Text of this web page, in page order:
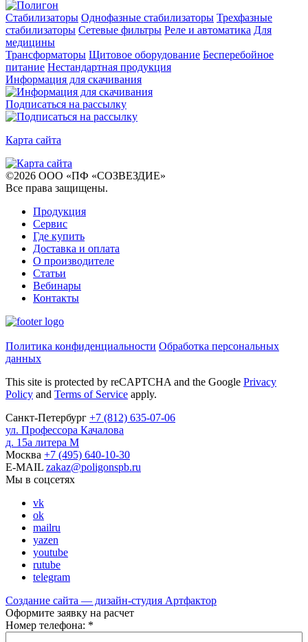
Стабилизаторы Однофазные стабилизаторы Трехфазные
стабилизаторы Сетевые фильтры Реле и автоматика Для
медицины
Трансформаторы Щитовое оборудование Бесперебойное
питание Нестандартная продукция
Информация для скачивания
Подписаться на рассылку
Карта сайта
©2026 ООО «ПФ «СОЗВЕЗДИЕ»
Все права защищены.
Продукция
Сервис
Где купить
Доставка и оплата
О производителе
Статьи
Вебинары
Контакты
Политика конфиденциальности Обработка персональных
данных
This site is protected by reCAPTCHA and the Google Privacy
Policy and Terms of Service apply.
Санкт-Петербург +7 (812) 635-07-06
ул. Профессора Качалова
д. 15а литера М
Москва +7 (495) 640-10-30
E-MAIL zakaz@poligonspb.ru
Мы в соцсетях
vk
ok
mailru
yazen
youtube
rutube
telegram
Создание сайта — дизайн-студия Артфактор
Оформите заявку на расчет
Номер телефона: *